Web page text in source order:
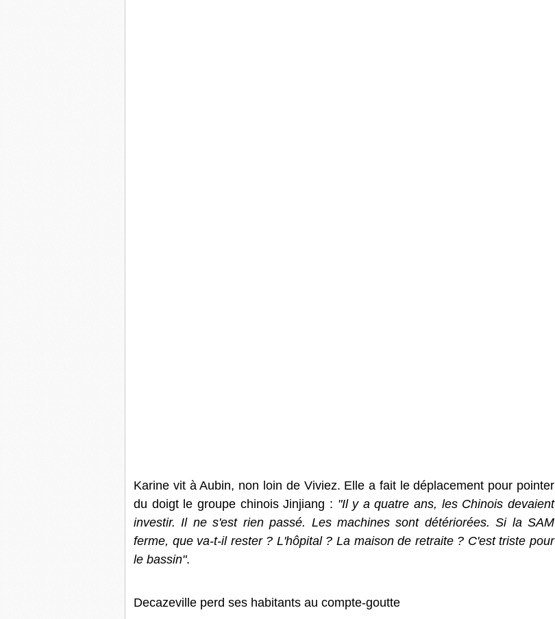
Karine vit à Aubin, non loin de Viviez. Elle a fait le déplacement pour pointer
du doigt le groupe chinois Jinjiang : "Il y a quatre ans, les Chinois devaient
investir. Il ne s'est rien passé. Les machines sont détériorées. Si la SAM
ferme, que va-t-il rester ? L'hôpital ? La maison de retraite ? C'est triste pour
le bassin".
Decazeville perd ses habitants au compte-goutte